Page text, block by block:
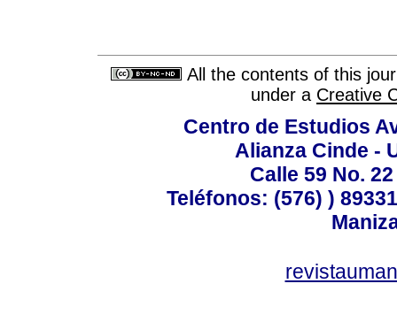
All the contents of this
under a Creative
Centro de Estudios
Alianza Cinde -
Calle 59 No.
Teléfonos: (576) )